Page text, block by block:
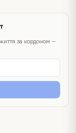
за кордоном —